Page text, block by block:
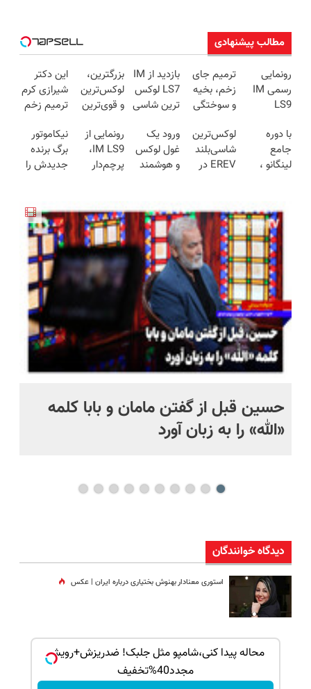
مطالب پیشنهادی
رونمایی
رسمی IM
LS9
ایران
ترمیم جای
زخم، بخیه
و سوختگی
هفته!!😍
بازدید از IM
LS7 لوکس
ترین شاسی
ایران در
باشگاه
انقلاب
بزرگترین،
لوکس‌ترین
و قوی‌ترین
EREV در
در ایران
رونمایی شد
این دکتر
شیرازی کرم
ترمیم زخم
ساخت!!!
با دوره
جامع
لینگانو ،
حرفه ای یاد
بگیر
لوکس‌ترین
شاسی‌بلند
EREV در
رونمایی
شد!
ورود یک
غول لوکس
و هوشمند
رونمایی شد
رونمایی از
IM LS9،
پرچم‌دار
بازار ایران
شد
نیکاموتور
برگ برنده
جدیدش را
وارد بازار
ایران شد
حسین قبل از گفتن مامان و بابا کلمه
«الله» را به زبان آورد
دیدگاه خوانندگان
استوری معنادار بهنوش بختیاری درباره ایران | عکس
محاله پیدا کنی،شامپو مثل جلبک! ضدریزش+رویش
مجدد40%تخفیف